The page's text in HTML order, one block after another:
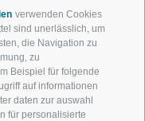
verwenden Cookies
sind unerlässlich, um
die Navigation zu
zu
Beispiel für folgende
auf informationen
daten zur auswahl
für personalisierte